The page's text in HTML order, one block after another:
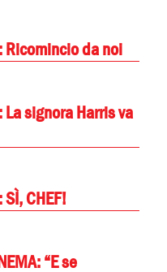
da noi
signora Harris va
CHEF!
“E se